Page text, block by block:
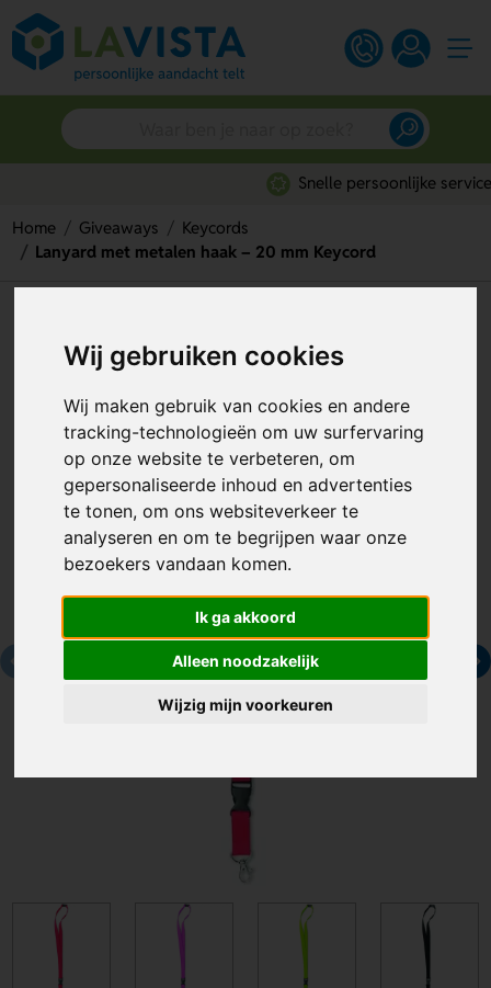
Wij gebruiken cookies
Wij maken gebruik van cookies en andere
tracking-technologieën om uw surfervaring
op onze website te verbeteren, om
gepersonaliseerde inhoud en advertenties
te tonen, om ons websiteverkeer te
analyseren en om te begrijpen waar onze
bezoekers vandaan komen.
Ik ga akkoord
Alleen noodzakelijk
Wijzig mijn voorkeuren
Snelle persoonlijke service
Home Giveaways
Keycords
Lanyard met metalen haak – 20 mm Keycord
mm Keycord
Artikelnummer: 76084